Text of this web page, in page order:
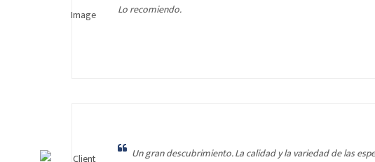
Lo recomiendo.
Un gran descubrimiento. La calidad y la variedad de las